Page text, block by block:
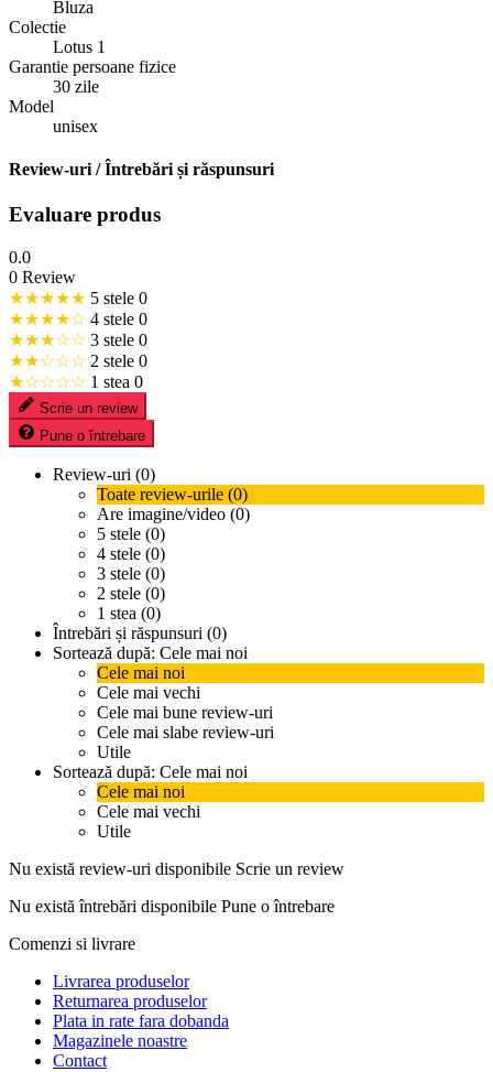
Bluza
Colectie
Lotus 1
Garantie persoane fizice
30 zile
Model
unisex
Review-uri / Întrebări și răspunsuri
Evaluare produs
0.0
0 Review
★★★★★ 5 stele 0
★★★★☆ 4 stele 0
★★★☆☆ 3 stele 0
★★☆☆☆ 2 stele 0
★☆☆☆☆ 1 stea 0
Scrie un review
Pune o întrebare
Review-uri (0)
Toate review-urile (0)
Are imagine/video (0)
5 stele (0)
4 stele (0)
3 stele (0)
2 stele (0)
1 stea (0)
Întrebări și răspunsuri (0)
Sortează după: Cele mai noi
Cele mai noi
Cele mai vechi
Cele mai bune review-uri
Cele mai slabe review-uri
Utile
Sortează după: Cele mai noi
Cele mai noi
Cele mai vechi
Utile
Nu există review-uri disponibile Scrie un review
Nu există întrebări disponibile Pune o întrebare
Comenzi si livrare
Livrarea produselor
Returnarea produselor
Plata in rate fara dobanda
Magazinele noastre
Contact